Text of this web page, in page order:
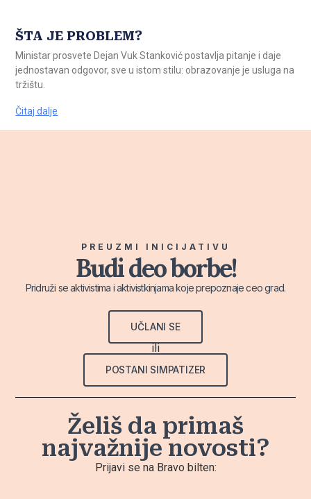
ŠTA JE PROBLEM?
Ministar prosvete Dejan Vuk Stanković postavlja pitanje i daje
jednostavan odgovor, sve u istom stilu: obrazovanje je usluga na
tržištu.
Čitaj dalje
PREUZMI INICIJATIVU
Budi deo borbe!
Pridruži se aktivistima i aktivistkinjama koje prepoznaje ceo grad.
UČLANI SE
ili
POSTANI SIMPATIZER
Želiš da primaš
najvažnije novosti?
Prijavi se na Bravo bilten: